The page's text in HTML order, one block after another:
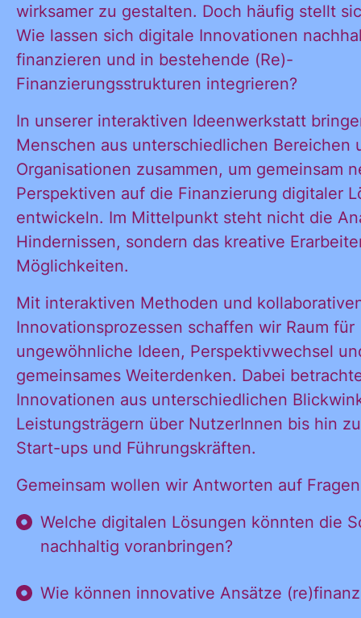
wirksamer zu gestalten. Doch häufig stellt
Wie lassen sich digitale Innovationen
finanzieren und in bestehende (Re)-
Finanzierungsstrukturen integrieren?
In unserer interaktiven Ideenwerkstatt
Menschen aus unterschiedlichen Bereichen
Organisationen zusammen, um gemeinsam
Perspektiven auf die Finanzierung digitaler
entwickeln. Im Mittelpunkt steht nicht die
Hindernissen, sondern das kreative
Möglichkeiten.
Mit interaktiven Methoden und
Innovationsprozessen schaffen wir Raum für
ungewöhnliche Ideen, Perspektivwechsel
gemeinsames Weiterdenken. Dabei
Innovationen aus unterschiedlichen
Leistungsträgern über NutzerInnen bis hin
Start-ups und Führungskräften.
Gemeinsam wollen wir Antworten auf
Welche digitalen Lösungen könnten die
nachhaltig voranbringen?
Wie können innovative Ansätze
Ja, ich möchte
Informationen
Ja, ich